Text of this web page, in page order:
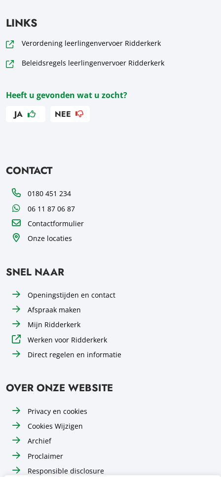
LINKS
Verordening leerlingenvervoer Ridderkerk
Beleidsregels leerlingenvervoer Ridderkerk
Heeft u gevonden wat u zocht?
JA NEE
CONTACT
Telefoon0180 451 234
WhatsApp06 11 87 06 87
Contactformulier
Onze locaties
SNEL NAAR
Openingstijden en contact
Afspraak maken
Mijn Ridderkerk
Werken voor Ridderkerk
Direct regelen en informatie
OVER ONZE WEBSITE
Privacy en cookies
Cookies Wijzigen
Archief
Proclaimer
Responsible disclosure